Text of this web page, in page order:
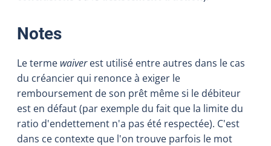
Notes:
Le terme waiverest utilisé entre autres dans le cas
du créancier qui renonce à exiger le
remboursement de son prêt même si le débiteur
est en défaut (par exemple du fait que la limite du
ratio d'endettement n'a pas été respectée). C'est
dans ce contexte que l'on trouve parfois le mot